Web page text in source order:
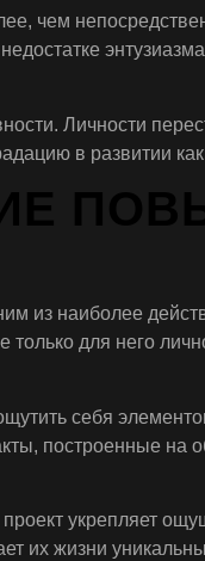
чем
Личности
в развитии
из наиболее
для него
себя
построенные
проект укрепляет
их жизни